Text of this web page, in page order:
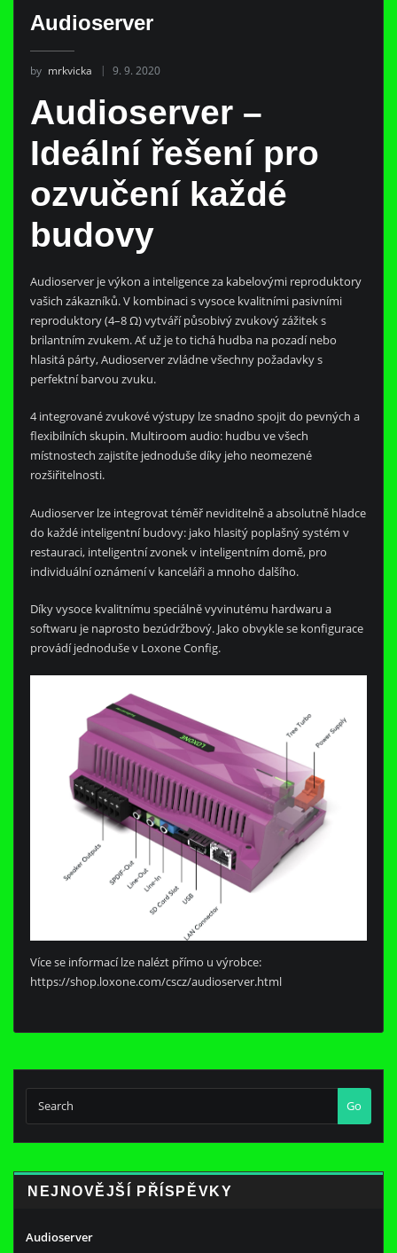
Audioserver
by mrkvicka 9. 9. 2020
Audioserver –
Ideální řešení pro
ozvučení každé
budovy
Audioserver je výkon a inteligence za kabelovými reproduktory
vašich zákazníků. V kombinaci s vysoce kvalitními pasivními
reproduktory (4–8 Ω) vytváří působivý zvukový zážitek s
brilantním zvukem. Ať už je to tichá hudba na pozadí nebo
hlasitá párty, Audioserver zvládne všechny požadavky s
perfektní barvou zvuku.
4 integrované zvukové výstupy lze snadno spojit do pevných a
flexibilních skupin. Multiroom audio: hudbu ve všech
místnostech zajistíte jednoduše díky jeho neomezené
rozšiřitelnosti.
Audioserver lze integrovat téměř neviditelně a absolutně hladce
do každé inteligentní budovy: jako hlasitý poplašný systém v
restauraci, inteligentní zvonek v inteligentním domě, pro
individuální oznámení v kanceláři a mnoho dalšího.
Díky vysoce kvalitnímu speciálně vyvinutému hardwaru a
softwaru je naprosto bezúdržbový. Jako obvykle se konfigurace
provádí jednoduše v Loxone Config.
Více se informací lze nalézt přímo u výrobce:
https://shop.loxone.com/cscz/audioserver.html
Go
NEJNOVĚJŠÍ PŘÍSPĚVKY
Audioserver